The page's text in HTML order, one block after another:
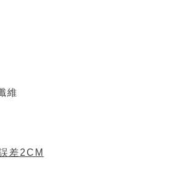
維
差2CM